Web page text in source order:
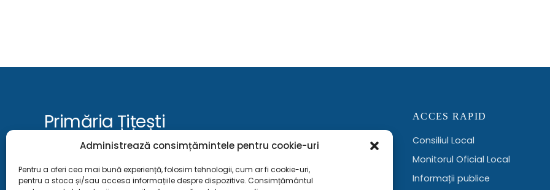
Administrează consimțămintele pentru cookie-uri
Pentru a oferi cea mai bună experiență, folosim tehnologii, cum ar fi cookie-uri,
pentru a stoca și/sau accesa informațiile despre dispozitive. Consimțământul
Primăria Țițești
Instituția publică ce deservește comunitatea locală, oferind servicii administrative,
transparență și suport cetățenilor.
ACCES RAPID
Consiliul Local
Monitorul Oficial Local
Informații publice